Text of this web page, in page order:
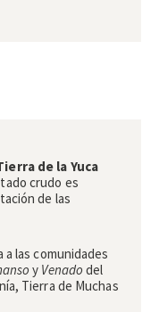
de la Yuca
crudo es
de las
las comunidades
y Venado del
Tierra de Muchas